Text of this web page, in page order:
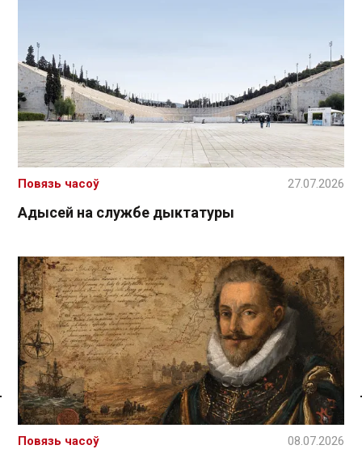
Спасылка без VPN
Адысей на службе дыктатуры
Повязь часоў 27.07.2026
Повязь часоў 08.07.2026